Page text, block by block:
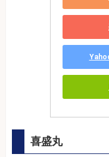
喜盛丸